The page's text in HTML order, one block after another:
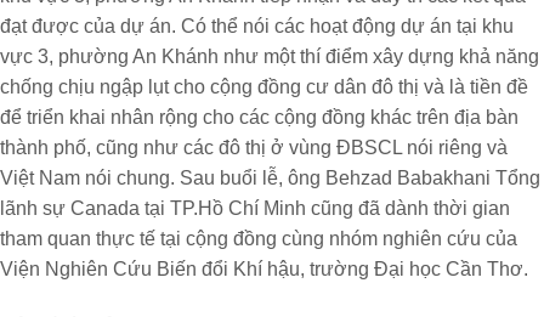
đạt được của dự án. Có thể nói các hoạt động dự án tại khu
vực 3, phường An Khánh như một thí điểm xây dựng khả năng
chống chịu ngập lụt cho cộng đồng cư dân đô thị và là tiền đề
để triển khai nhân rộng cho các cộng đồng khác trên địa bàn
thành phố, cũng như các đô thị ở vùng ĐBSCL nói riêng và
Việt Nam nói chung. Sau buổi lễ, ông Behzad Babakhani Tổng
lãnh sự Canada tại TP.Hồ Chí Minh cũng đã dành thời gian
tham quan thực tế tại cộng đồng cùng nhóm nghiên cứu của
Viện Nghiên Cứu Biến đổi Khí hậu, trường Đại học Cần Thơ.